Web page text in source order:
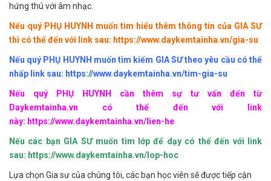
hứng thú với âm nhạc.
Nếu quý PHỤ HUYNH muốn tìm hiểu thêm thông tin của GIA SƯ
thì có thể đến với link sau: https://www.daykemtainha.vn/gia-su
Nếu quý PHỤ HUYNH muốn tìm kiếm GIA SƯ theo yêu cầu có thể
nhấp link sau: https://www.daykemtainha.vn/tim-gia-su
Nếu quý PHỤ HUYNH cần thêm sự tư vấn đến từ
Daykemtainha.vn có thể đến với link
này: https://www.daykemtainha.vn/lien-he
Nếu các bạn GIA SƯ muốn tìm lớp để dạy có thể đến với link
sau: https://www.daykemtainha.vn/lop-hoc
Lựa chọn Gia sư của chúng tôi, các bạn học viên sẽ được tiếp cận